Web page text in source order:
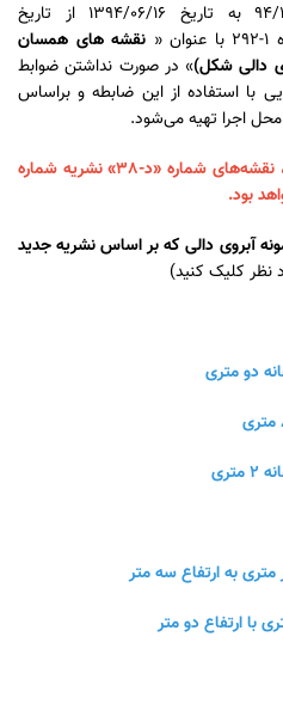
براساس بخشنامه شماره 94/121750 به تاریخ 1394/06/16 از تاریخ
نقشه های همسان
» در صورت نداشتن ضوابط
با استفاده از این ضابطه و براساس
اجرا تهیه می‌شود.
از تاریخ اجرایی شدن این بخشنامه ، نقشه‌های شماره «د-38» نشریه شماره
آبروی دالی که بر اساس نشریه جدید
نظر کلیک کنید)
دو متری
به ارتفاع سه متر
با ارتفاع دو متر